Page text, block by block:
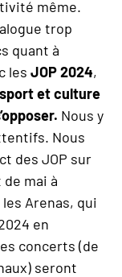
même.
trop
quant à
les JOP 2024,
sport et culture
Nous y
Nous
des JOP sur
mai à
Arenas, qui
en
concerts (de
seront